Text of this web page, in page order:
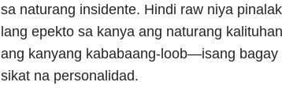
sa naturang insidente. Hindi raw niya
lang epekto sa kanya ang naturang
ang kanyang kababaang-loob—isang
sikat na personalidad.